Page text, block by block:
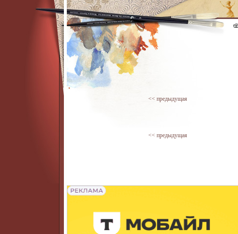
<< предыдущая
<< предыдущая